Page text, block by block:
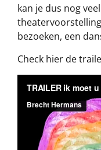
kan je dus nog
bezoeken, een
Check hier de